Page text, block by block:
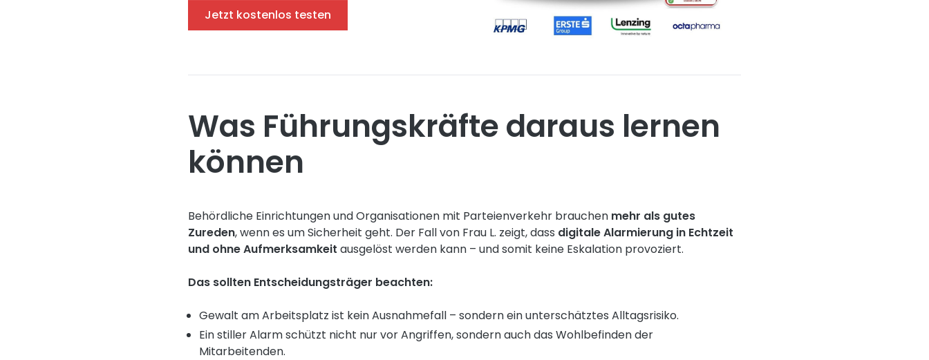
Jetzt kostenlos testen
Was Führungskräfte daraus lernen
können
Behördliche Einrichtungen und Organisationen mit Parteienverkehr brauchen mehr als gutes
Zureden, wenn es um Sicherheit geht. Der Fall von Frau L. zeigt, dass digitale Alarmierung in Echtzeit
und ohne Aufmerksamkeit ausgelöst werden kann – und somit keine Eskalation provoziert.
Das sollten Entscheidungsträger beachten:
Gewalt am Arbeitsplatz ist kein Ausnahmefall – sondern ein unterschätztes Alltagsrisiko.
Ein stiller Alarm schützt nicht nur vor Angriffen, sondern auch das Wohlbefinden der
Mitarbeitenden.